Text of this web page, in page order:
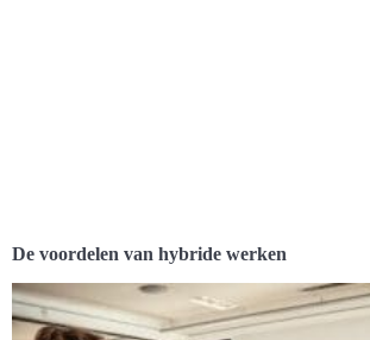
De voordelen van hybride werken